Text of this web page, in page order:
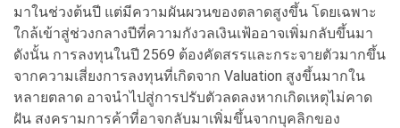
มาในช่วงต้นปี แต่มีความผันผวนของตลาดสูงขึ้น โดยเฉพาะ
ใกล้เข้าสู่ช่วงกลางปีที่ความกังวลเงินเฟ้ออาจเพิ่มกลับขึ้นมา
ดังนั้น การลงทุนในปี 2569 ต้องคัดสรรและกระจายตัวมากขึ้น
จากความเสี่ยงการลงทุนที่เกิดจาก Valuation สูงขึ้นมากใน
หลายตลาด อาจนำไปสู่การปรับตัวลดลงหากเกิดเหตุไม่คาด
ฝัน สงครามการค้าที่อาจกลับมาเพิ่มขึ้นจากบุคลิกของ